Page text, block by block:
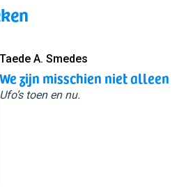
Taede A. Smedes
We zijn misschien niet alleen
Ufo’s toen en nu.